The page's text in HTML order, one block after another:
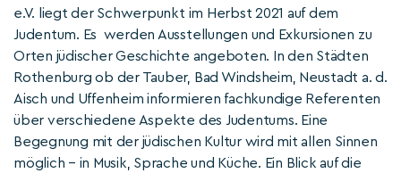
e.V. liegt der Schwerpunkt im Herbst 2021 auf dem
Judentum. Es werden Ausstellungen und Exkursionen zu
Orten jüdischer Geschichte angeboten. In den Städten
Rothenburg ob der Tauber, Bad Windsheim, Neustadt a. d.
Aisch und Uffenheim informieren fachkundige Referenten
über verschiedene Aspekte des Judentums. Eine
Begegnung mit der jüdischen Kultur wird mit allen Sinnen
möglich – in Musik, Sprache und Küche. Ein Blick auf die